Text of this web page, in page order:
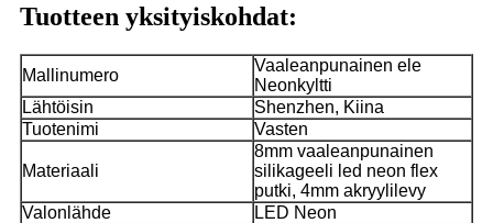
Tuotteen yksityiskohdat:
Mallinumero
Vaaleanpunainen ele
Neonkyltti
Lähtöisin
Shenzhen, Kiina
Tuotenimi
Vasten
Materiaali
8mm vaaleanpunainen
silikageeli led neon flex
putki, 4mm akryylilevy
Valonlähde
LED Neon